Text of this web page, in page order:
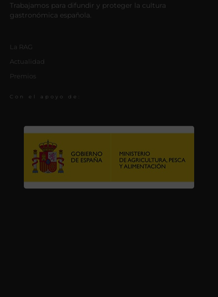
Trabajamos para difundir y proteger la cultura
gastronómica española.
La RAG
Actualidad
Premios
Con el apoyo de: